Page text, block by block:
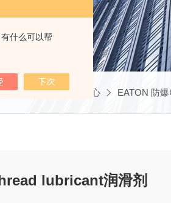
什么可以帮
置：首页 产品中心 EATON 防
lubricant润滑剂